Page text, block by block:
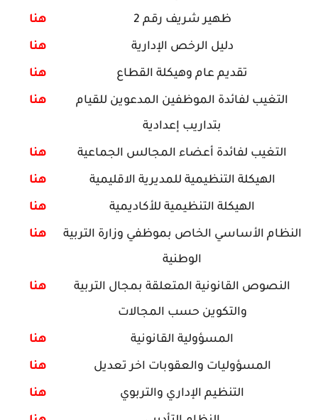
ظهير شريف رقم 2 هنا
دليل الرخص الإدارية هنا
تقديم عام وهيكلة القطاع هنا
التغيب لفائدة الموظفين المدعوين للقيام
بتداريب إعدادية
هنا
التغيب لفائدة أعضاء المجالس الجماعية هنا
الهيكلة التنظيمية للمديرية الاقليمية هنا
الهيكلة التنظيمية للأكاديمية هنا
النظام الأساسي الخاص بموظفي وزارة التربية
الوطنية
هنا
النصوص القانونية المتعلقة بمجال التربية
والتكوين حسب المجالات
هنا
المسؤولية القانونية هنا
المسؤوليات والعقوبات اخر تعديل هنا
التنظيم الإداري والتربوي هنا